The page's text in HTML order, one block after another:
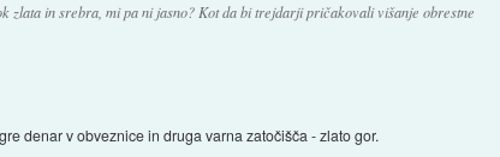
zlata in srebra, mi pa ni jasno? Kot da bi trejdarji pričakovali višanje obrestne
denar v obveznice in druga varna zatočišča - zlato gor.